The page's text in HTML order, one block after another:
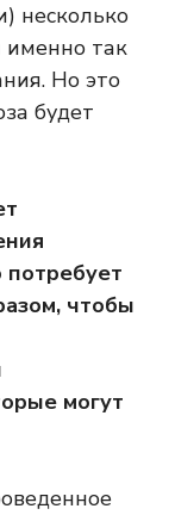
несколько
именно так
Но это
будет
потребует
чтобы
могут